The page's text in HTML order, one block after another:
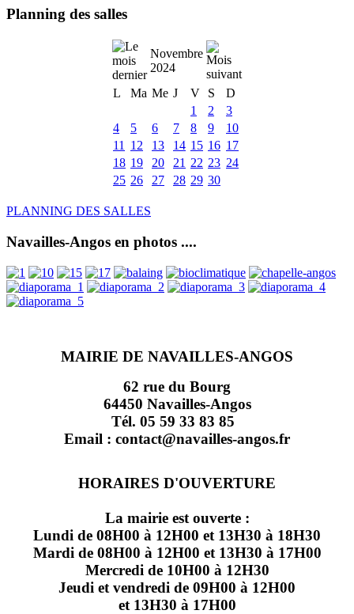
Planning des salles
Novembre
2024
L
Ma Me J V S
D
1
2
3
4
5 6 7 8 9
10
11
12 13 14 15 16 17
18 19 20 21 22 23 24
25 26 27 28 29 30
PLANNING DES SALLES
Navailles-Angos en photos ....
MAIRIE DE NAVAILLES-ANGOS
62 rue du Bourg
64450 Navailles-Angos
Tél. 05 59 33 83 85
Email : contact@navailles-angos.fr
HORAIRES D'OUVERTURE
La mairie est ouverte :
Lundi de 08H00 à 12H00 et 13H30 à 18H30
Mardi de 08H00 à 12H00 et 13H30 à 17H00
Mercredi de 10H00 à 12H30
Jeudi et vendredi de 09H00 à 12H00
et 13H30 à 17H00